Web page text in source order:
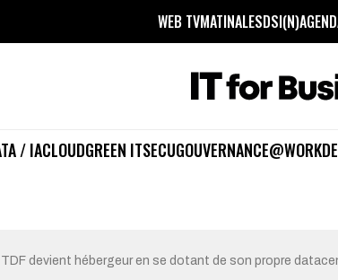
WEB TVMATINALESDSI(N)
/ IACLOUDGREEN ITSECUGOUVERNANCE@WORK
TDF devient hébergeur en se dotant de son propre